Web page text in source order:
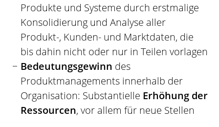
Produkte und Systeme durch erstmalige
Konsolidierung und Analyse aller
Produkt-, Kunden- und Marktdaten, die
bis dahin nicht oder nur in Teilen vorlagen
Bedeutungsgewinn des
Produktmanagements innerhalb der
Organisation: Substantielle Erhöhung der
Ressourcen, vor allem für neue Stellen